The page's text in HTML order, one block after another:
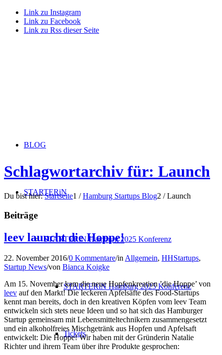
Link zu Instagram
Link zu Facebook
Link zu Rss dieser Seite
BLOG
STARTERiN
STARTERiN Hamburg 2025 Konferenz
STARTERiN Hamburg 2025 Konferenz
Tickets
Schlagwortarchiv für: Launch
Du bist hier: Startseite1 / Hamburg Startups Blog2 / Launch
Beiträge
leev launcht die Hoppe!
22. November 2016/0 Kommentare/inAllgemein, HHStartups,
Startup News/von Bianca Koigke
Am 15. November kam die neue Hopfenkreation ’die Hoppe’ von
leev auf den Markt! Die leckeren Apfelsäfte des Food-Startups
kennt man bereits, doch in den kreativen Köpfen vom leev Team
entwickeln sich stets neue Ideen und so hat sich das Hamburger
Startup gemeinsam mit Lebensmitteltechnikern zusammengesetzt
und ein alkoholfreies Mischgetränk aus Hopfen und Apfelsaft
entwickelt: Die Hoppe! Wir haben mit der Gründerin Natalie
Richter und ihrem Team über ihre Produkte gesprochen: